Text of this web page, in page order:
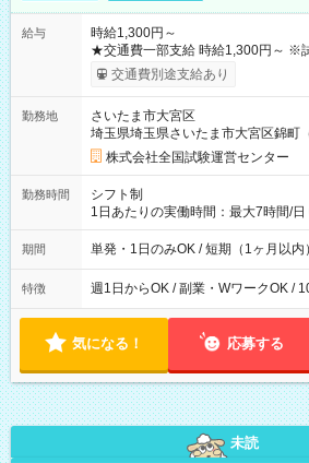
給与
時給1,300円～
★交通費一部支給 時給1,300円～ ※試験・役割により手当あり
※勤務回数により昇給あり 【即給（
り！】 希望される場合、勤務から1
例】 ・河合塾模擬試験 8:30～17:30
×8時間＝日収10,400円＋交通費 ※当
円の場合あり ・国家試験 7:00～
円（役割手当＋100円）×6時間＝日収
間】試用期間なし
交通費別途支給あり
勤務地
さいたま市大宮区
埼玉県埼玉県さいたま市大宮区錦町
株式会社全国試験運営センター
勤務時間
シフト制
1日あたりの実働時間：最大7時間/
間は 試験により異なります。
期間 単発・1日のみOK / 短期（1ヶ月以内）
特徴 週1日からOK / 副業・WワークOK /
気になる！ 応募する
未読